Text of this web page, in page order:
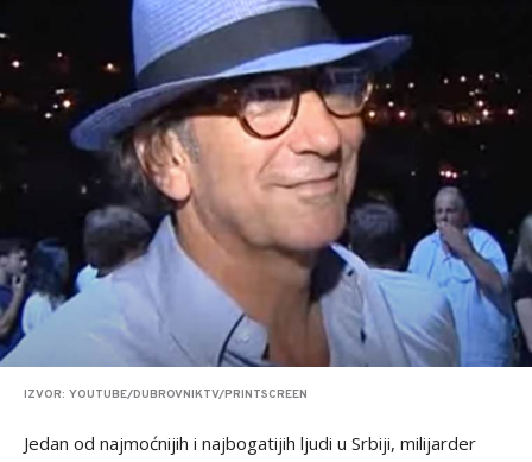
IZVOR: YOUTUBE/DUBROVNIKTV/PRINTSCREEN
Jedan od najmoćnijih i najbogatijih ljudi u Srbiji, milijarder